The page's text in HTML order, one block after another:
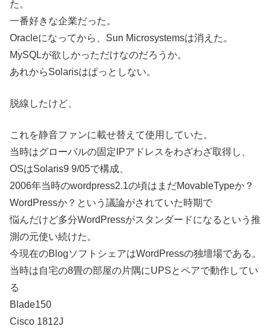
た。
一番好きな企業だった。
Oracleになってから、Sun Microsystemsは消えた。
MySQLが欲しかっただけなのだろうか。
あれからSolarisはぱっとしない。
脱線したけど、
これを静音ファンに載せ替えて使用していた。
当時はグローバルの固定IPアドレスをわざわざ取得し、
OSはSolaris9 9/05で構成、
2006年当時のwordpress2.1の頃はまだMovableTypeか？
WordPressか？という議論がされていた時期で
悩んだけど多分WordPressがスタンダードになるという推
測の元使い続けた。
今現在のBlogソフトシェアはWordPressの独壇場である。
当時は自宅の8畳の部屋の片隅にUPSとペアで動作してい
る
Blade150
Cisco 1812J